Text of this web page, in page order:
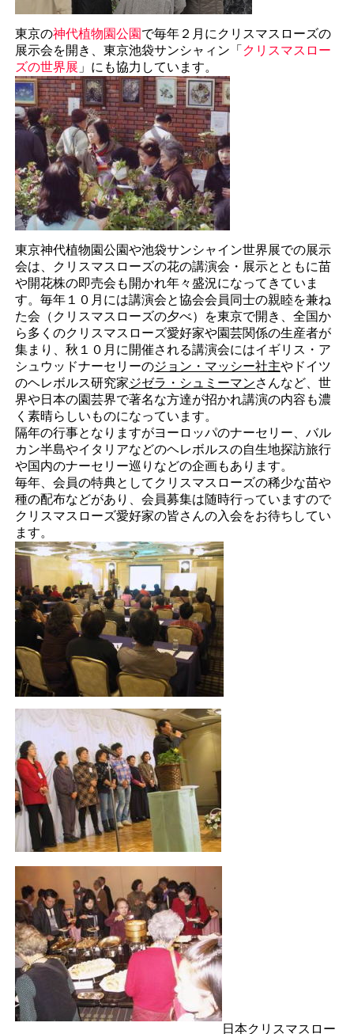
東京の神代植物園公園 で毎年２月にクリスマスローズの
展示会を開き、東京池袋サンシャィン「 クリスマスロー
ズの世界展 」にも協力しています。
東京神代植物園公園や池袋サンシャイン世界展での展示
会は、クリスマスローズの花の講演会・展示とともに苗
や開花株の即売会も開かれ年々盛況になってきていま
す。毎年１０月には講演会と協会会員同士の親睦を兼ね
た会（クリスマスローズの夕べ）を東京で開き、全国か
ら多くのクリスマスローズ愛好家や園芸関係の生産者が
集まり、秋１０月に開催される講演会にはイギリス・ア
シュウッドナーセリーのジョン・マッシー社主やドイツ
のヘレボルス研究家ジゼラ・シュミーマンさんなど、世
界や日本の園芸界で著名な方達が招かれ講演の内容も濃
く素晴らしいものになっています。
隔年の行事となりますがヨーロッパのナーセリー、バル
カン半島やイタリアなどのヘレボルスの自生地探訪旅行
や国内のナーセリー巡りなどの企画もあります。
毎年、会員の特典としてクリスマスローズの稀少な苗や
種の配布などがあり、会員募集は随時行っていますので
クリスマスローズ愛好家の皆さんの入会をお待ちしてい
ます。
日本クリスマスロー